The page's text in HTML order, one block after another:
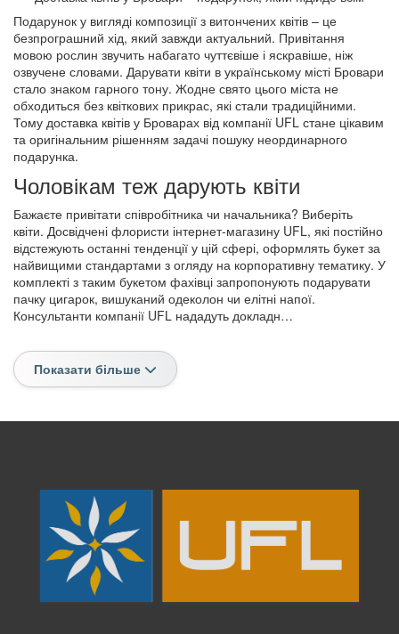
Подарунок у вигляді композиції з витончених квітів – це
безпрограшний хід, який завжди актуальний. Привітання
мовою рослин звучить набагато чуттєвіше і яскравіше, ніж
озвучене словами. Дарувати квіти в українському місті Бровари
стало знаком гарного тону. Жодне свято цього міста не
обходиться без квіткових прикрас, які стали традиційними.
Тому доставка квітів у Броварах від компанії UFL стане цікавим
та оригінальним рішенням задачі пошуку неординарного
подарунка.
Чоловікам теж дарують квіти
Бажаєте привітати співробітника чи начальника? Виберіть
квіти. Досвідчені флористи інтернет-магазину UFL, які постійно
відстежують останні тенденції у цій сфері, оформлять букет за
найвищими стандартами з огляду на корпоративну тематику. У
комплекті з таким букетом фахівці запропонують подарувати
пачку цигарок, вишуканий одеколон чи елітні напої.
Консультанти компанії UFL нададуть докладн…
Показати більше